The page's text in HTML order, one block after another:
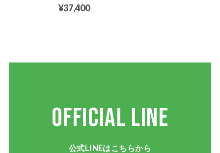
¥37,400
OFFICIAL LINE
公式LINEはこちらから